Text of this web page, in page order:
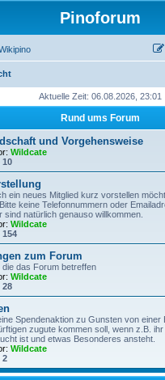
Pinoforum
Aktuelle Zeit: 06.08.2026, 23:01
Rund ums Forum
und Vorgehensweise
Wildcate
10
ein neues Mitglied kurz vorstellen
keine Telefonnummern oder
sind natürlich genauso willkommen.
Wildcate
154
zum Forum
die das Forum betreffen
Wildcate
28
Spendenaktion zu Gunsten von einer
zugute kommen soll, wenn z.B.
ist und etwas Besonderes ansteht.
Wildcate
2